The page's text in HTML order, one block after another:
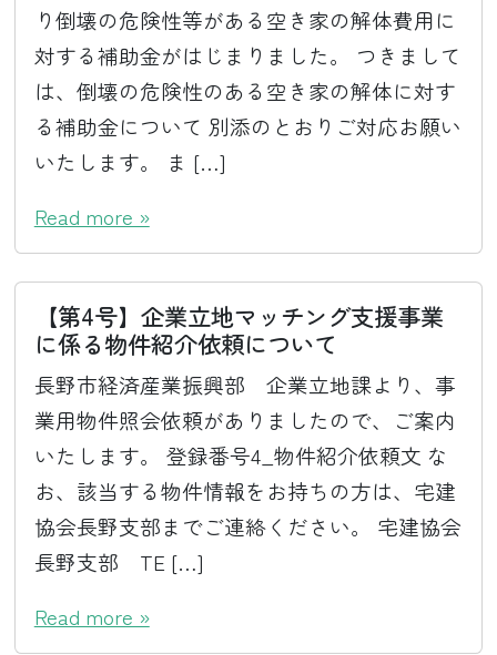
り倒壊の危険性等がある空き家の解体費用に
対する補助金がはじまりました。 つきまして
は、倒壊の危険性のある空き家の解体に対す
る補助金について 別添のとおりご対応お願い
いたします。 ま […]
Read more »
【第4号】企業立地マッチング支援事業
に係る物件紹介依頼について
長野市経済産業振興部 企業立地課より、事
業用物件照会依頼がありましたので、ご案内
いたします。 登録番号4_物件紹介依頼文 な
お、該当する物件情報をお持ちの方は、宅建
協会長野支部までご連絡ください。 宅建協会
長野支部 TE […]
Read more »